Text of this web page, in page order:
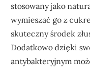
stosowany jako
wymieszać go z
skuteczny środek
Dodatkowo dzięki
antybakteryjnym